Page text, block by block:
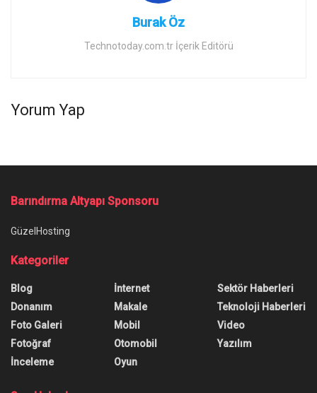
Burak Öz
Technotoday.com.tr İçerik Editörü
Yorum Yap
Barındırma Altyapı Sponsoru
GüzelHosting
Kategoriler
Blog
Donanım
Foto Galeri
Fotoğraf
İnceleme
İnternet
Makale
Mobil
Otomobil
Oyun
Sektör Haberleri
Teknoloji Haberleri
Video
Yazılım